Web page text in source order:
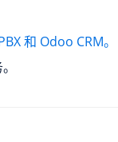
和 Odoo CRM。